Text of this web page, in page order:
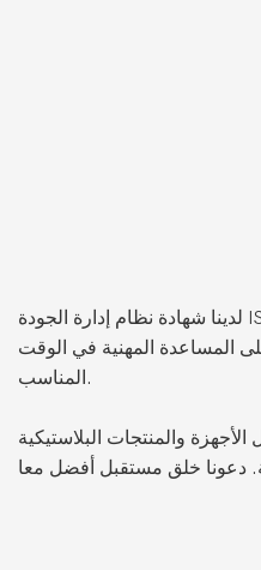
على مدار 24 ساعة وتدقيقًا لمدة 12 ساعة لضمان حصول العملاء على المساعدة المهنية في الوقت
المناسب.
والمنتجات البلاستيكية